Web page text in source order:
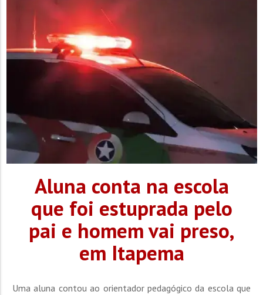
socorristas, o corpo...
Aluna conta na escola
que foi estuprada pelo
pai e homem vai preso,
em Itapema
Uma aluna contou ao orientador pedagógico da escola que